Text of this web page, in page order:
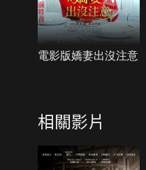
電影版嬌妻出沒注意
相關影片